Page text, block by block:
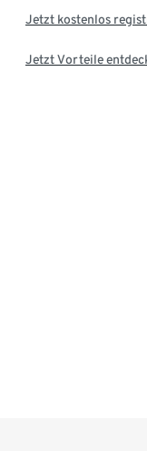
Jetzt kostenlos
Jetzt Vorteile